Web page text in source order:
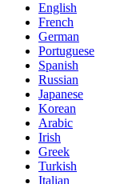
English
French
German
Portuguese
Spanish
Russian
Japanese
Korean
Arabic
Irish
Greek
Turkish
Italian